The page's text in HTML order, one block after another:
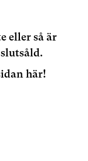
eller så är
här!